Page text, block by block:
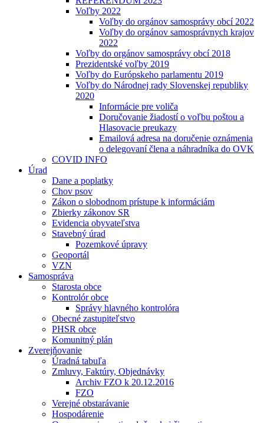
Voľby 2022
Voľby do orgánov samosprávy obcí 2022
Voľby do orgánov samosprávnych krajov
2022
Voľby do orgánov samosprávy obcí 2018
Prezidentské voľby 2019
Voľby do Európskeho parlamentu 2019
Voľby do Národnej rady Slovenskej republiky
2020
Informácie pre voliča
Doručovanie žiadostí o voľbu poštou a
Hlasovacie preukazy
Emailová adresa na doručenie oznámenia
o delegovaní člena a náhradníka do OVK
COVID INFO
Úrad
Dane a poplatky
Chov psov
Zákon o slobodnom prístupe k informáciám
Zbierky zákonov SR
Evidencia obyvateľstva
Stavebný úrad
Pozemkové úpravy
Geoportál
VZN
Samospráva
Starosta obce
Kontrolór obce
Správy hlavného kontrolóra
Obecné zastupiteľstvo
PHSR obce
Komunitný plán
Zverejňovanie
Úradná tabuľa
Zmluvy, Faktúry, Objednávky
Archiv FZO k 20.12.2016
FZO
Verejné obstarávanie
Hospodárenie